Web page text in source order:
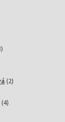
138
22
44